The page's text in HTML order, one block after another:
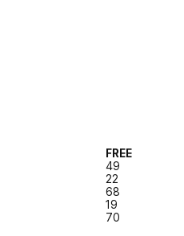
FREE
49
22
68
19
70